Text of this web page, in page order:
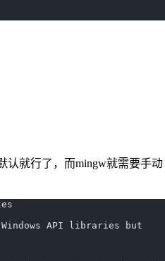
认就行了，而mingw就需要手动
API libraries but